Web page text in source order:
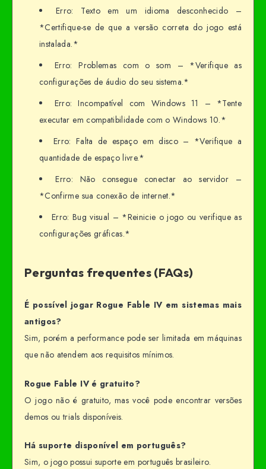
Erro: Texto em um idioma desconhecido –
*Certifique-se de que a versão correta do jogo está
instalada.*
Erro: Problemas com o som – *Verifique as
configurações de áudio do seu sistema.*
Erro: Incompatível com Windows 11 – *Tente
executar em compatibilidade com o Windows 10.*
Erro: Falta de espaço em disco – *Verifique a
quantidade de espaço livre.*
Erro: Não consegue conectar ao servidor –
*Confirme sua conexão de internet.*
Erro: Bug visual – *Reinicie o jogo ou verifique as
configurações gráficas.*
Perguntas frequentes (FAQs)
É possível jogar Rogue Fable IV em sistemas mais
antigos?
Sim, porém a performance pode ser limitada em máquinas
que não atendem aos requisitos mínimos.
Rogue Fable IV é gratuito?
O jogo não é gratuito, mas você pode encontrar versões
demos ou trials disponíveis.
Há suporte disponível em português?
Sim, o jogo possui suporte em português brasileiro.